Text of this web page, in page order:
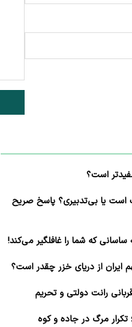
است؟
است یا بی‌تدبیری؟ پاسخ صریح
ایران از دریای خزر چقدر است؟
رانت دولتی و تحریم
مرگ در جاده و کوه